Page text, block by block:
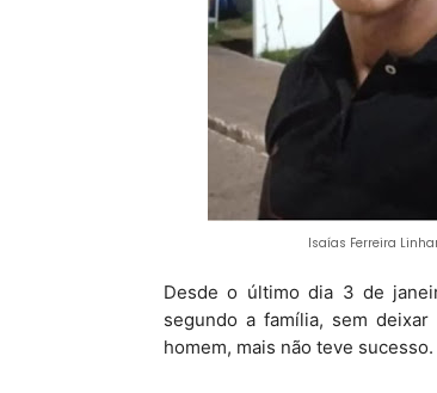
Isaías Ferreira
Desde o último dia 3 de
segundo a família, sem
homem, mais não teve sucesso.